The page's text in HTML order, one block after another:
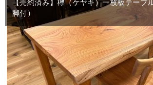
【売約済み】欅（ケヤキ）一枚板テーブ
脚付）